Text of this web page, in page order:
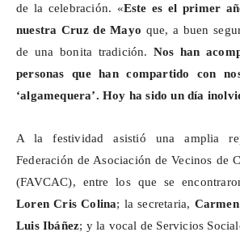
de la celebración. «Este es el primer
nuestra Cruz de Mayo que, a buen
de una bonita tradición. Nos han
personas que han compartido con
‘algamequera’. Hoy ha sido un día
A la festividad asistió una amplia
Federación de Asociación de Vecinos de
(FAVCAC), entre los que se
Loren Cris Colina; la secretaria,
Luis Ibáñez; y la vocal de Servicios